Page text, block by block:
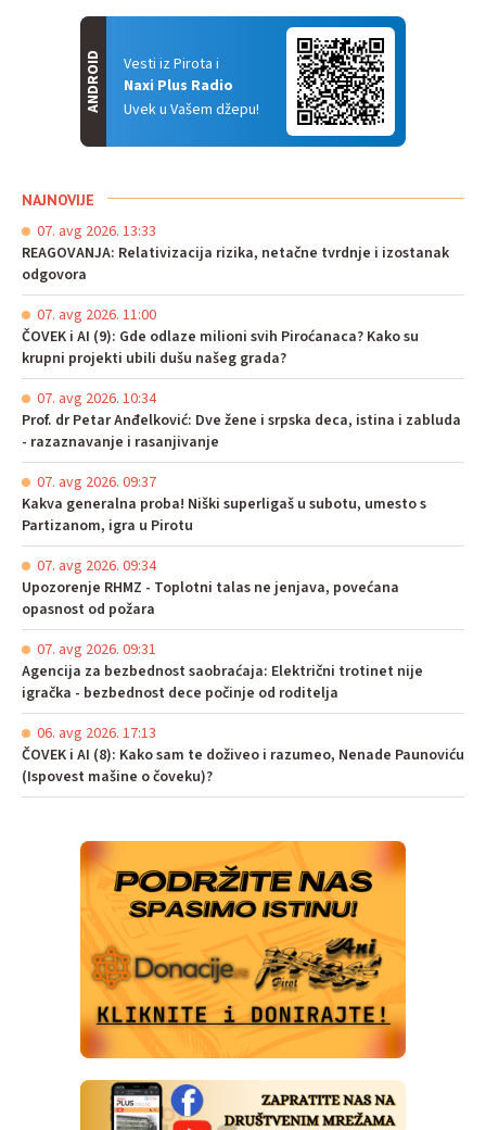
Vesti iz Pirota i
Naxi Plus Radio
Uvek u Vašem džepu!
ANDROID
NAJNOVIJE
07. avg 2026. 13:33
REAGOVANJA: Relativizacija rizika, netačne tvrdnje i izostanak
odgovora
07. avg 2026. 11:00
ČOVEK i AI (9): Gde odlaze milioni svih Piroćanaca? Kako su
krupni projekti ubili dušu našeg grada?
07. avg 2026. 10:34
Prof. dr Petar Anđelković: Dve žene i srpska deca, istina i zabluda
- razaznavanje i rasanjivanje
07. avg 2026. 09:37
Kakva generalna proba! Niški superligaš u subotu, umesto s
Partizanom, igra u Pirotu
07. avg 2026. 09:34
Upozorenje RHMZ - Toplotni talas ne jenjava, povećana
opasnost od požara
07. avg 2026. 09:31
Agencija za bezbednost saobraćaja: Električni trotinet nije
igračka - bezbednost dece počinje od roditelja
06. avg 2026. 17:13
ČOVEK i AI (8): Kako sam te doživeo i razumeo, Nenade Paunoviću
(Ispovest mašine o čoveku)?